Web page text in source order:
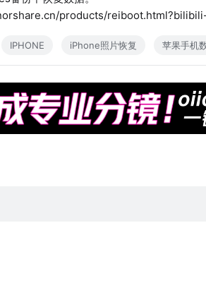
products/
IPHONE iPhone照片恢复 苹果手机